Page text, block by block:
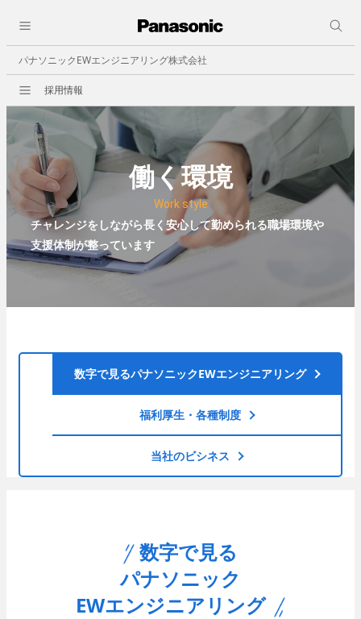
パナソニックEWエンジニアリング株式会社
採用情報
働く環境
Work style
チャレンジをしながら長く安心して勤められる職場環境や
支援体制が整っています
数字で見るパナソニックEWエンジニアリング
福利厚生・各種制度
当社のビシネス
数字で見る
パナソニック
EWエンジニアリング
会社情報
会社概要
ビジョン
事業所一覧
決算公告
事業紹介
ビルオートメーション
- 中央監視
- 照明制御
- 省エネその他
- 入退室管理
- 防犯カメラ
エンターテインメント
- 野球場スコアボード
- 大型映像
エネルギーマネジメント
- 太陽光発電システム
- 蓄電池システム
人と仕事
職種紹介
技術系総合職